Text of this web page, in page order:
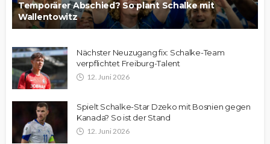
Temporärer Abschied? So plant Schalke mit
Wallentowitz
Nächster Neuzugang fix: Schalke-Team
verpflichtet Freiburg-Talent
12. Juni 2026
Spielt Schalke-Star Dzeko mit Bosnien gegen
Kanada? So ist der Stand
12. Juni 2026